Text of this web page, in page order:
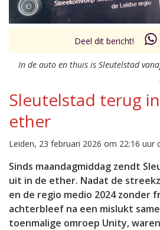
Deel dit bericht!
In de auto en thuis is Sleutelstad
Sleutelstad terug
ether
Leiden, 23 februari 2026 om 22:16 uur
Sinds maandagmiddag zendt
uit in de ether. Nadat de
en de regio medio 2024 zonder
achterbleef na een mislukt
toenmalige omroep Unity,